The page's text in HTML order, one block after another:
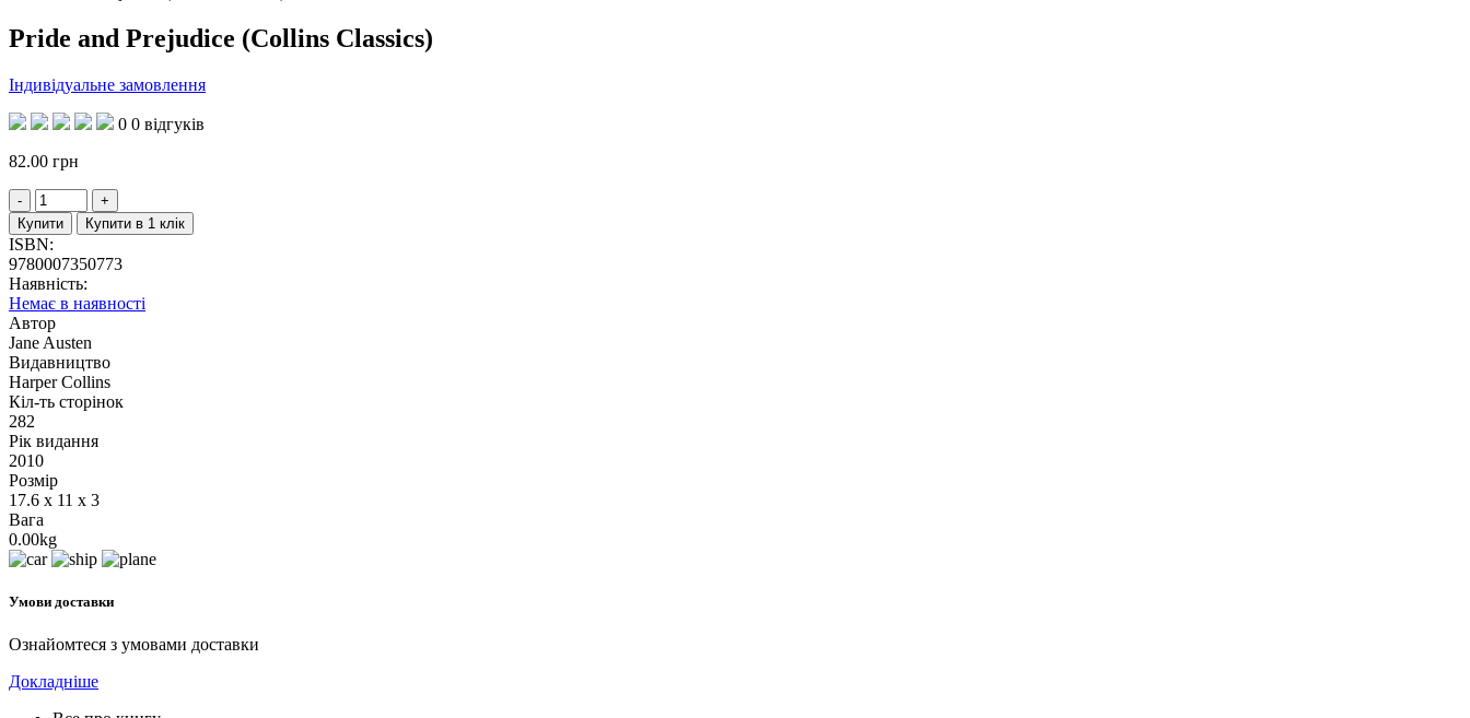
Pride and Prejudice (Collins Classics)
Індивідуальне замовлення
0 0 відгуків
82.00 грн
Купити Купити в 1 клік
ISBN:
9780007350773
Наявність:
Немає в наявності
Автор
Jane Austen
Видавництво
Harper Collins
Кіл-ть сторінок
282
Рік видання
2010
Розмір
17.6 x 11 x 3
Вага
0.00kg
Умови доставки
Ознайомтеся з умовами доставки
Докладніше